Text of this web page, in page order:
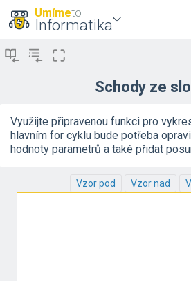
Umímeto
Informatika
Schody ze
Využijte připravenou funkci pro
hlavním for cyklu bude potřeba
hodnoty parametrů a také přidat
Vzor pod Vzor nad